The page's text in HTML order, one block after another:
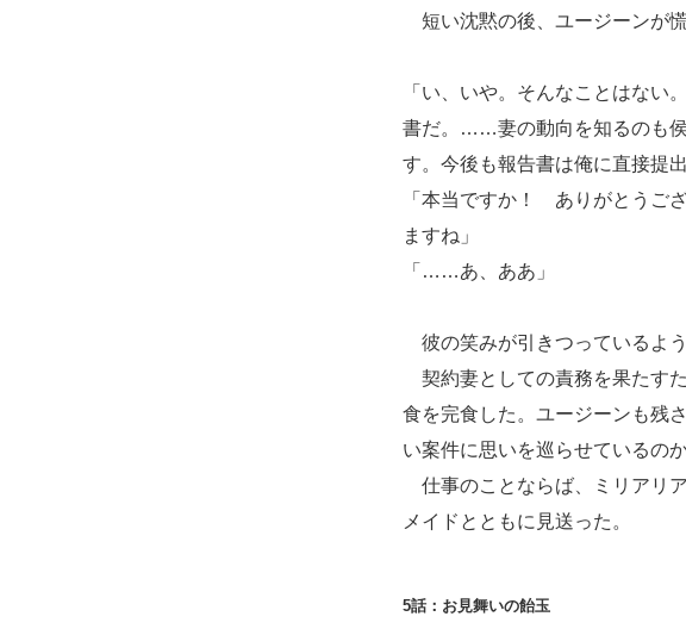
短い沈黙の後、ユージーンが慌
「い、いや。そんなことはない
書だ。……妻の動向を知るのも
す。今後も報告書は俺に直接提出
「本当ですか！ ありがとうご
ますね」
「……あ、ああ」
彼の笑みが引きつっているよ
契約妻としての責務を果たす
食を完食した。ユージーンも残
い案件に思いを巡らせているの
仕事のことならば、ミリアリ
メイドとともに見送った。
5話：お見舞いの飴玉